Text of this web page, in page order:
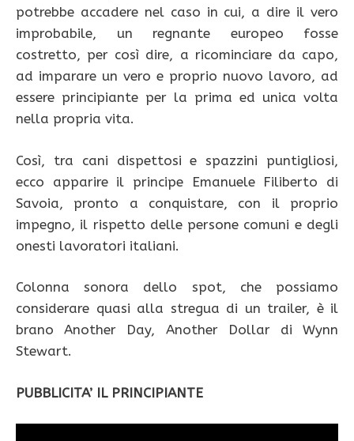
potrebbe accadere nel caso in cui, a dire il vero
improbabile, un regnante europeo fosse
costretto, per così dire, a ricominciare da capo,
ad imparare un vero e proprio nuovo lavoro, ad
essere principiante per la prima ed unica volta
nella propria vita.
Così, tra cani dispettosi e spazzini puntigliosi,
ecco apparire il principe Emanuele Filiberto di
Savoia, pronto a conquistare, con il proprio
impegno, il rispetto delle persone comuni e degli
onesti lavoratori italiani.
Colonna sonora dello spot, che possiamo
considerare quasi alla stregua di un trailer, è il
brano Another Day, Another Dollar di Wynn
Stewart.
PUBBLICITA’ IL PRINCIPIANTE